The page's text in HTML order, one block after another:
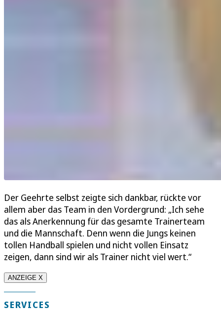
Der Geehrte selbst zeigte sich dankbar, rückte vor
allem aber das Team in den Vordergrund: „Ich sehe
das als Anerkennung für das gesamte Trainerteam
und die Mannschaft. Denn wenn die Jungs keinen
tollen Handball spielen und nicht vollen Einsatz
zeigen, dann sind wir als Trainer nicht viel wert.“
ANZEIGE X
SERVICES